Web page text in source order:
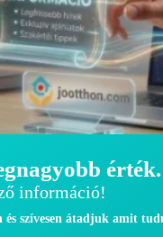
érték.
információ!
szívesen átadjuk amit